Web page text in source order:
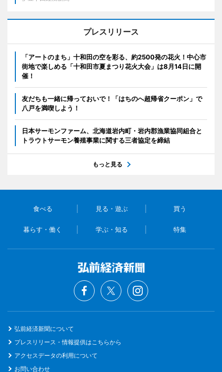
プレスリリース
「アートのまち」十和田の空を彩る、約2500発の花火！中心市
街地で楽しめる「十和田市夏まつり花火大会」は8月14日に開
催！
友だちも一緒に帰っておいで！「はちのへ超帰省クーポン」で
八戸を満喫しよう！
日本サーモンファーム、北海道岩内町・岩内郡漁業協同組合と
トラウトサーモン養殖事業に関する三者協定を締結
もっと見る
食べる 見る・遊ぶ 買う
暮らす・働く 学ぶ・知る 特集
弘前経済新聞について
プレスリリース・情報提供はこちらから
アクセスデータの利用について
お問い合わせ